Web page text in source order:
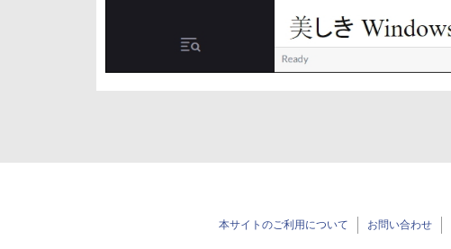
本サイトのご利用について お問い合わせ